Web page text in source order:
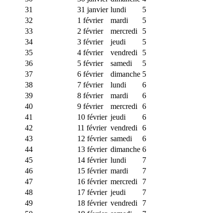
31
31 janvier lundi
5
32
1 février mardi
5
33
2 février mercredi
5
34
3 février jeudi
5
35
4 février vendredi
5
36
5 février samedi
5
37
6 février dimanche 5
38
7 février lundi
6
39
8 février mardi
6
40
9 février mercredi
6
41
10 février jeudi
6
42
11 février vendredi
6
43
12 février samedi
6
44
13 février dimanche 6
45
14 février lundi
7
46
15 février mardi
7
47
16 février mercredi
7
48
17 février jeudi
7
49
18 février vendredi
7